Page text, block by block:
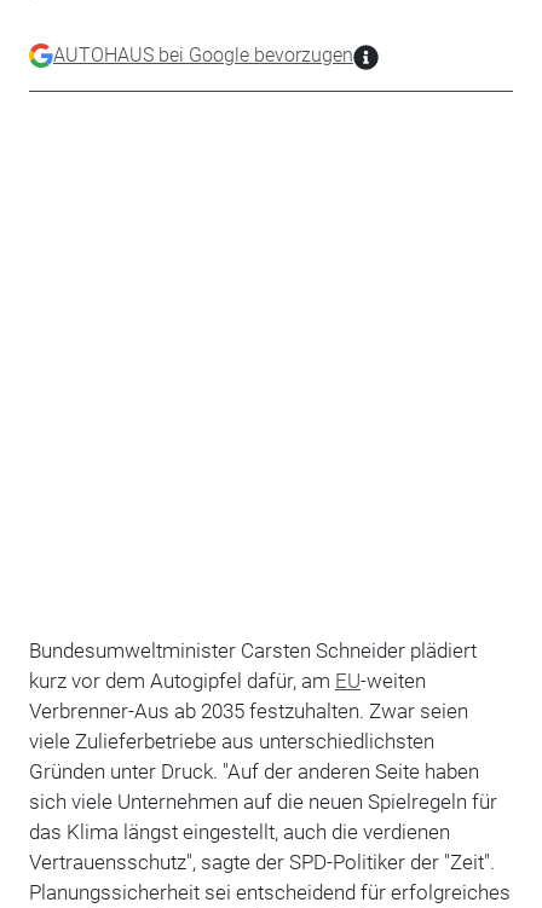
AUTOHAUS bei Google bevorzugen
Bundesumweltminister Carsten Schneider plädiert
kurz vor dem Autogipfel dafür, am EU-weiten
Verbrenner-Aus ab 2035 festzuhalten. Zwar seien
viele Zulieferbetriebe aus unterschiedlichsten
Gründen unter Druck. "Auf der anderen Seite haben
sich viele Unternehmen auf die neuen Spielregeln für
das Klima längst eingestellt, auch die verdienen
Vertrauensschutz", sagte der SPD-Politiker der "Zeit".
Planungssicherheit sei entscheidend für erfolgreiches